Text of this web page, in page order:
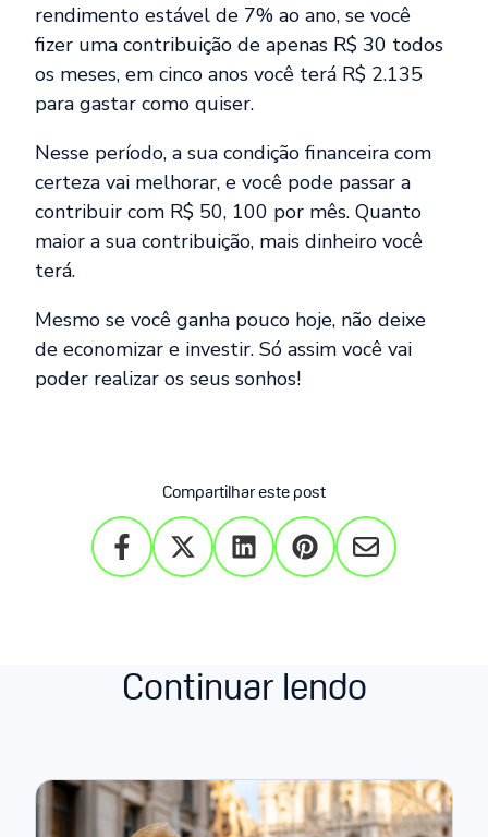
rendimento estável de 7% ao ano, se você
fizer uma contribuição de apenas R$ 30 todos
os meses, em cinco anos você terá R$ 2.135
para gastar como quiser.
Nesse período, a sua condição financeira com
certeza vai melhorar, e você pode passar a
contribuir com R$ 50, 100 por mês. Quanto
maior a sua contribuição, mais dinheiro você
terá.
Mesmo se você ganha pouco hoje, não deixe
de economizar e investir. Só assim você vai
poder realizar os seus sonhos!
Compartilhar este post
Continuar lendo